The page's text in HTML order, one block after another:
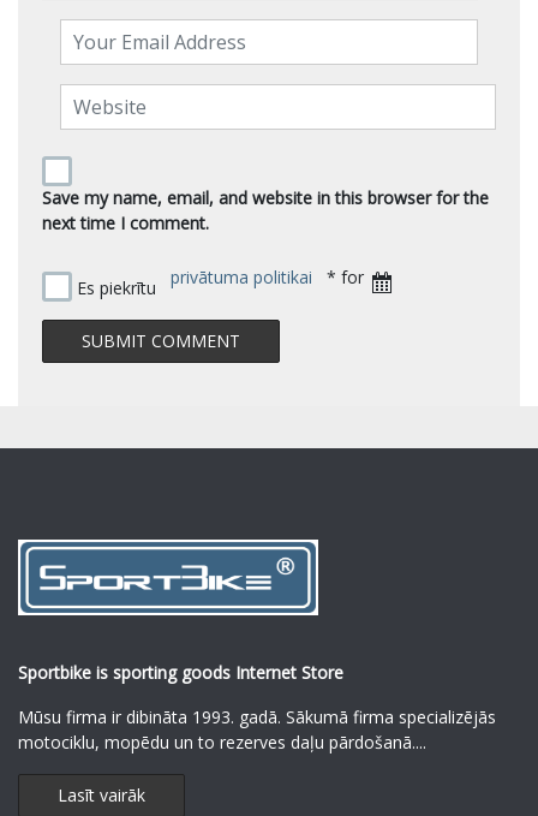
Save my name, email, and website in this browser for the
next time I comment.
Es piekrītu privātuma politikai * for
Sportbike is sporting goods Internet Store
Mūsu firma ir dibināta 1993. gadā. Sākumā firma specializējās
motociklu, mopēdu un to rezerves daļu pārdošanā....
Lasīt vairāk